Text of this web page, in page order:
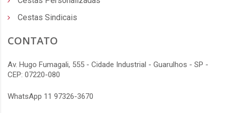
Cestas Sindicais
CONTATO
Av. Hugo Fumagali, 555 - Cidade Industrial - Guarulhos - SP -
CEP: 07220-080
WhatsApp 11 97326-3670